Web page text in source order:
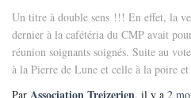
Un titre à double sens !!! En effet, la
dernier à la cafétéria du CMP avait
réunion soignants soignés. Suite au
à la Pierre de Lune et celle à la poire
Par Association Treizerien, il y a 2